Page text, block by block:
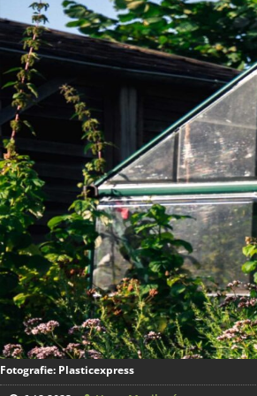
Fotografie: Plasticexpress